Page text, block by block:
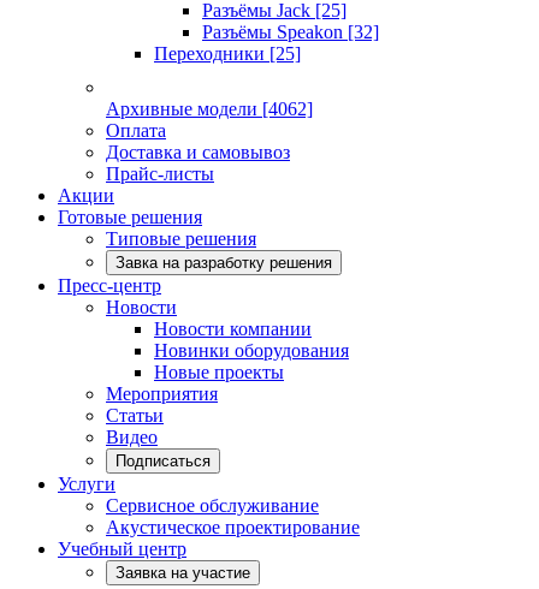
Разъёмы Jack [25]
Разъёмы Speakon [32]
Переходники [25]
Архивные модели [4062]
Оплата
Доставка и самовывоз
Прайс-листы
Акции
Готовые решения
Типовые решения
Завка на разработку решения
Пресс-центр
Новости
Новости компании
Новинки оборудования
Новые проекты
Мероприятия
Статьи
Видео
Подписаться
Услуги
Сервисное обслуживание
Акустическое проектирование
Учебный центр
Заявка на участие